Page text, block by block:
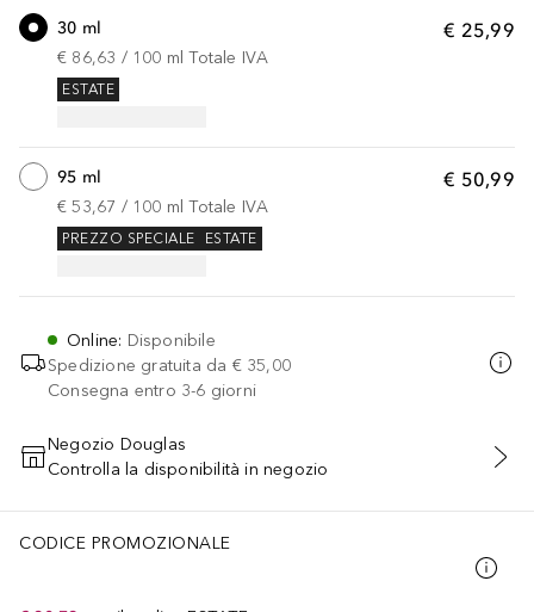
€ 25,99
30 ml
€ 86,63 / 100 ml Totale IVA
ESTATE
€ 50,99
95 ml
€ 53,67 / 100 ml Totale IVA
ESTATE
PREZZO SPECIALE
Online: Disponibile
Spedizione gratuita da € 35,00
Consegna entro 3-6 giorni
AGGIUNGI AL CARRELLO
Negozio Douglas
Controlla la disponibilità in negozio
CODICE PROMOZIONALE